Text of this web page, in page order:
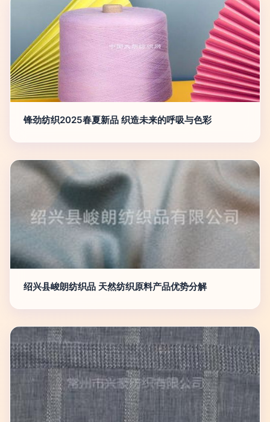
锋劲纺织2025春夏新品 织造未来的呼吸与色彩
绍兴县峻朗纺织品 天然纺织原料产品优势分解